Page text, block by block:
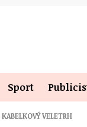
Sport
VELETRH